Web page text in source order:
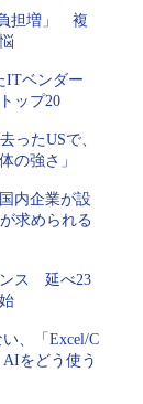
負担増」 複
ITベンダー
ップ20
ったUSで、
の強さ」
内企業が設
求められる
ンス 延べ23
、「Excel/C
をどう使う